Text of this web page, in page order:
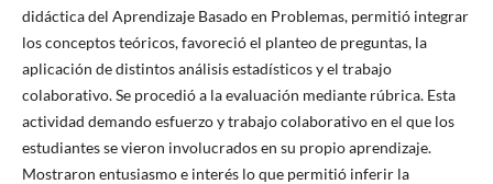
didáctica del Aprendizaje Basado en Problemas, permitió integrar
los conceptos teóricos, favoreció el planteo de preguntas, la
aplicación de distintos análisis estadísticos y el trabajo
colaborativo. Se procedió a la evaluación mediante rúbrica. Esta
actividad demando esfuerzo y trabajo colaborativo en el que los
estudiantes se vieron involucrados en su propio aprendizaje.
Mostraron entusiasmo e interés lo que permitió inferir la